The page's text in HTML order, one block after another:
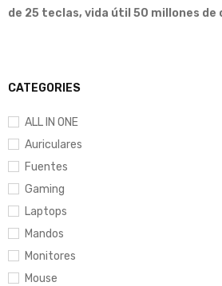
CATEGORIES
ALL IN ONE
Auriculares
Fuentes
Gaming
Laptops
Mandos
Monitores
Mouse
de 25 teclas, vida útil 50 millones de